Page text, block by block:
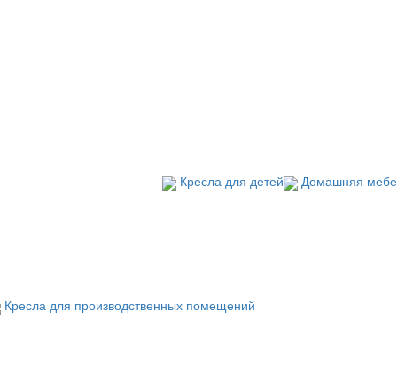
Домашняя
Кресла для детей
Кресла для производственных помещений